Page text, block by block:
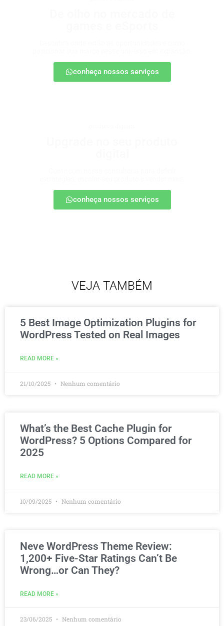
conheça nossos serviços
conheça nossos serviços
VEJA TAMBÉM
5 Best Image Optimization Plugins for
WordPress Tested on Real Images
READ MORE »
21/10/2025 Nenhum comentário
What’s the Best Cache Plugin for
WordPress? 5 Options Compared for
2025
READ MORE »
10/09/2025 Nenhum comentário
Neve WordPress Theme Review:
1,200+ Five-Star Ratings Can’t Be
Wrong…or Can They?
READ MORE »
23/06/2025 Nenhum comentário